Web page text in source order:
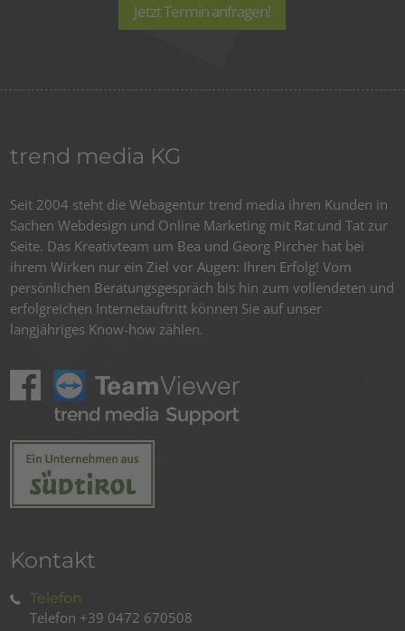
Jetzt Termin anfragen!
trend media KG
Seit 2004 steht die Webagentur trend media ihren Kunden in
Sachen Webdesign und Online Marketing mit Rat und Tat zur
Seite. Das Kreativteam um Bea und Georg Pircher hat bei
ihrem Wirken nur ein Ziel vor Augen: Ihren Erfolg! Vom
persönlichen Beratungsgespräch bis hin zum vollendeten und
erfolgreichen Internetauftritt können Sie auf unser
langjähriges Know-how zählen.
Kontakt
Telefon
Telefon +39 0472 670508